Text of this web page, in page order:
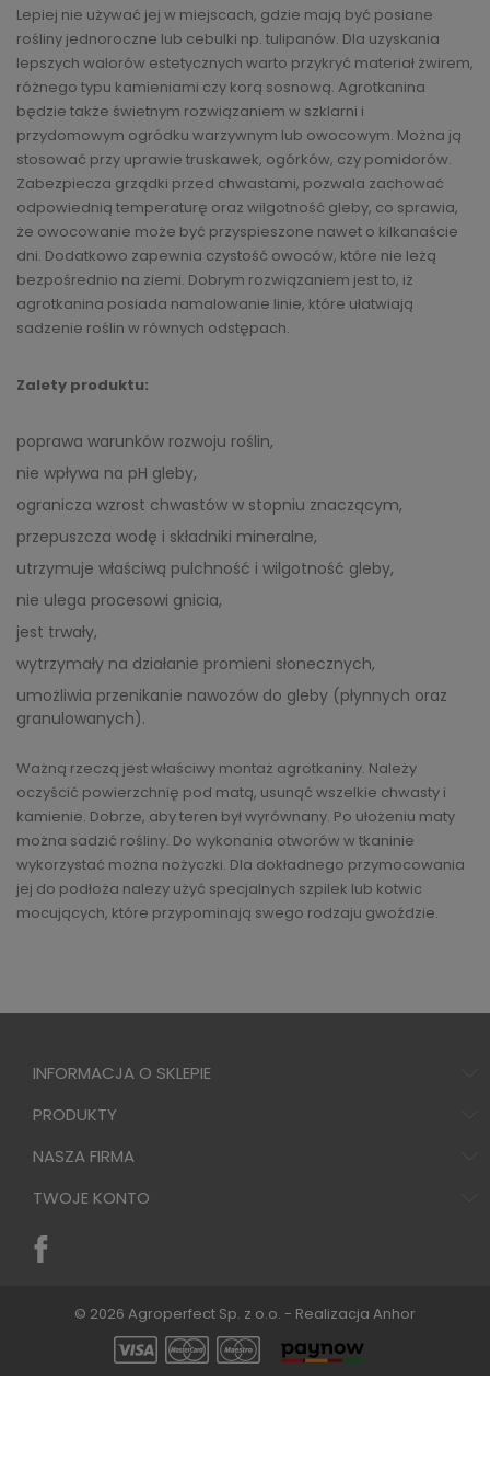
Lepiej nie używać jej w miejscach, gdzie mają być posiane
rośliny jednoroczne lub cebulki np. tulipanów. Dla uzyskania
lepszych walorów estetycznych warto przykryć materiał żwirem,
różnego typu kamieniami czy korą sosnową. Agrotkanina
będzie także świetnym rozwiązaniem w szklarni i
przydomowym ogródku warzywnym lub owocowym. Można ją
stosować przy uprawie truskawek, ogórków, czy pomidorów.
Zabezpiecza grządki przed chwastami, pozwala zachować
odpowiednią temperaturę oraz wilgotność gleby, co sprawia,
że owocowanie może być przyspieszone nawet o kilkanaście
dni. Dodatkowo zapewnia czystość owoców, które nie leżą
bezpośrednio na ziemi. Dobrym rozwiązaniem jest to, iż
agrotkanina posiada namalowanie linie, które ułatwiają
sadzenie roślin w równych odstępach.
Zalety produktu:
poprawa warunków rozwoju roślin,
nie wpływa na pH gleby,
ogranicza wzrost chwastów w stopniu znaczącym,
przepuszcza wodę i składniki mineralne,
utrzymuje właściwą pulchność i wilgotność gleby,
nie ulega procesowi gnicia,
jest trwały,
wytrzymały na działanie promieni słonecznych,
umożliwia przenikanie nawozów do gleby (płynnych oraz
granulowanych).
Ważną rzeczą jest właściwy montaż agrotkaniny. Należy
oczyścić powierzchnię pod matą, usunąć wszelkie chwasty i
kamienie. Dobrze, aby teren był wyrównany. Po ułożeniu maty
można sadzić rośliny. Do wykonania otworów w tkaninie
wykorzystać można nożyczki. Dla dokładnego przymocowania
jej do podłoża nalezy użyć specjalnych szpilek lub kotwic
mocujących, które przypominają swego rodzaju gwoździe.
INFORMACJA O SKLEPIE
PRODUKTY
NASZA FIRMA
TWOJE KONTO
© 2026 Agroperfect Sp. z o.o. - Realizacja Anhor